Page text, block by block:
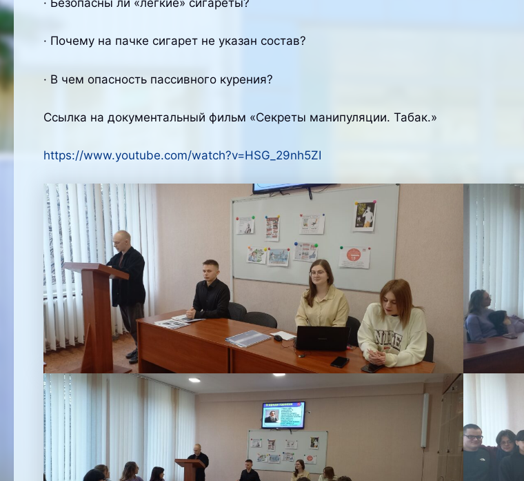
· Безопасны ли «лёгкие» сигареты?
· Почему на пачке сигарет не указан состав?
· В чем опасность пассивного курения?
Ссылка на документальный фильм «Секреты манипуляции. Табак.»
https://www.youtube.com/watch?v=HSG_29nh5ZI